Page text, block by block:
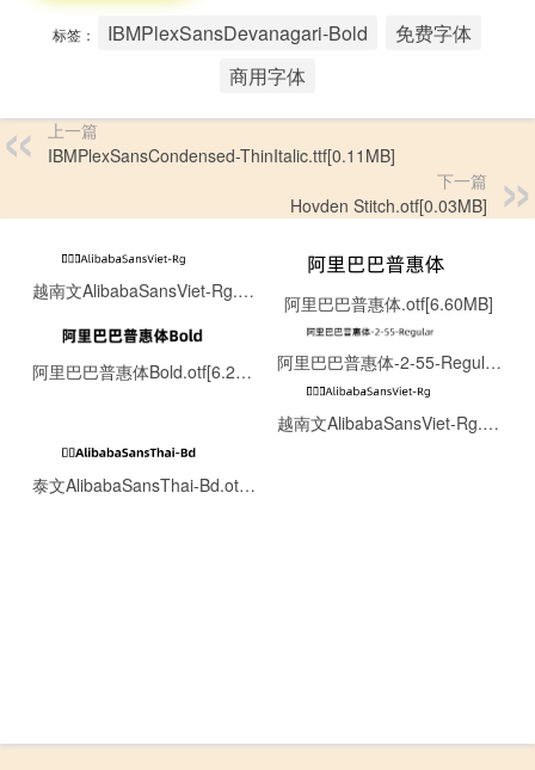
标签： IBMPlexSansDevanagari-Bold
免费字体
商用字体
上一篇
IBMPlexSansCondensed-ThinItalic.ttf[0.11MB]
下一篇
Hovden Stitch.otf[0.03MB]
越南文AlibabaSansViet-Rg.otf[0.13MB]
阿里巴巴普惠体.otf[6.60MB]
阿里巴巴普惠体Bold.otf[6.22MB] 阿里巴巴普惠体-2-55-Regular.ttf[8.06MB]
越南文AlibabaSansViet-Rg.otf[0.13MB]
泰文AlibabaSansThai-Bd.otf[0.15MB]